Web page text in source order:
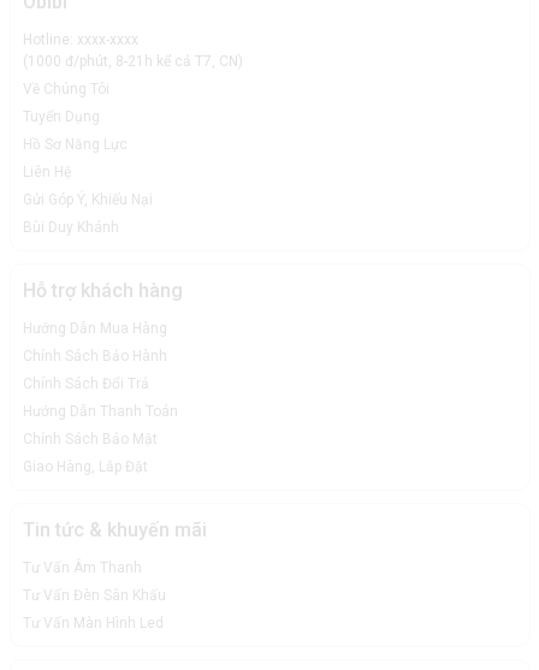
Hotline: xxxx-xxxx
(1000 đ/phút, 8-21h kể cả T7, CN)
Về Chúng Tôi
Tuyển Dụng
Hồ Sơ Năng Lực
Liên Hệ
Gửi Góp Ý, Khiếu Nại
Bùi Duy Khánh
Hỗ trợ khách hàng
Hướng Dẫn Mua Hàng
Chính Sách Bảo Hành
Chính Sách Đổi Trả
Hướng Dẫn Thanh Toán
Chính Sách Bảo Mật
Giao Hàng, Lắp Đặt
Tin tức & khuyến mãi
Tư Vấn Âm Thanh
Tư Vấn Đèn Sân Khấu
Tư Vấn Màn Hình Led